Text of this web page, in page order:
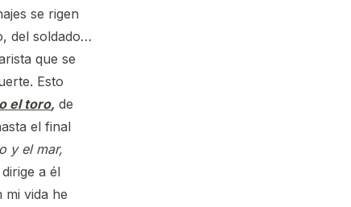
se rigen
del soldado…
que se
Esto
el toro, de
el final
y el mar,
a él
mi vida he